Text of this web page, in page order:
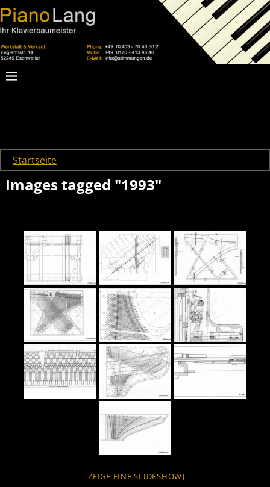
Startseite
Images tagged "1993"
[ZEIGE EINE SLIDESHOW]